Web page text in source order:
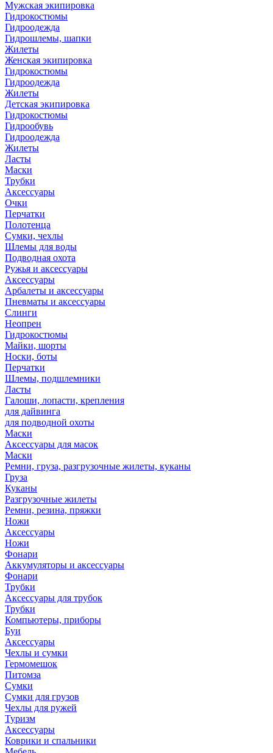
Мужская экипировка
Гидрокостюмы
Гидроодежда
Гидрошлемы, шапки
Жилеты
Женская экипировка
Гидрокостюмы
Гидроодежда
Жилеты
Детская экипировка
Гидрокостюмы
Гидрообувь
Гидроодежда
Жилеты
Ласты
Маски
Трубки
Аксессуары
Очки
Перчатки
Полотенца
Сумки, чехлы
Шлемы для воды
Подводная охота
Ружья и аксессуары
Аксессуары
Арбалеты и аксессуары
Пневматы и аксессуары
Слинги
Неопрен
Гидрокостюмы
Майки, шорты
Носки, боты
Перчатки
Шлемы, подшлемники
Ласты
Галоши, лопасти, крепления
для дайвинга
для подводной охоты
Маски
Аксессуары для масок
Маски
Ремни, груза, разгрузочные жилеты, куканы
Груза
Куканы
Разгрузочные жилеты
Ремни, резина, пряжки
Ножи
Аксессуары
Ножи
Фонари
Аккумуляторы и аксессуары
Фонари
Трубки
Аксессуары для трубок
Трубки
Компьютеры, приборы
Буи
Аксессуары
Чехлы и сумки
Гермомешок
Питомза
Сумки
Сумки для грузов
Чехлы для ружей
Туризм
Аксессуары
Коврики и спальники